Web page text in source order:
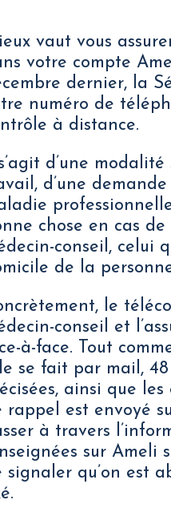
vaut vous
votre compte
dernier, la
numéro de
à distance.
d’une
d’une
chose en cas
conseil, celui
de la
le
conseil et
à-face. Tout
se fait par mail,
ainsi que
rappel est envoyé
à travers
sur Ameli
signaler qu’on est